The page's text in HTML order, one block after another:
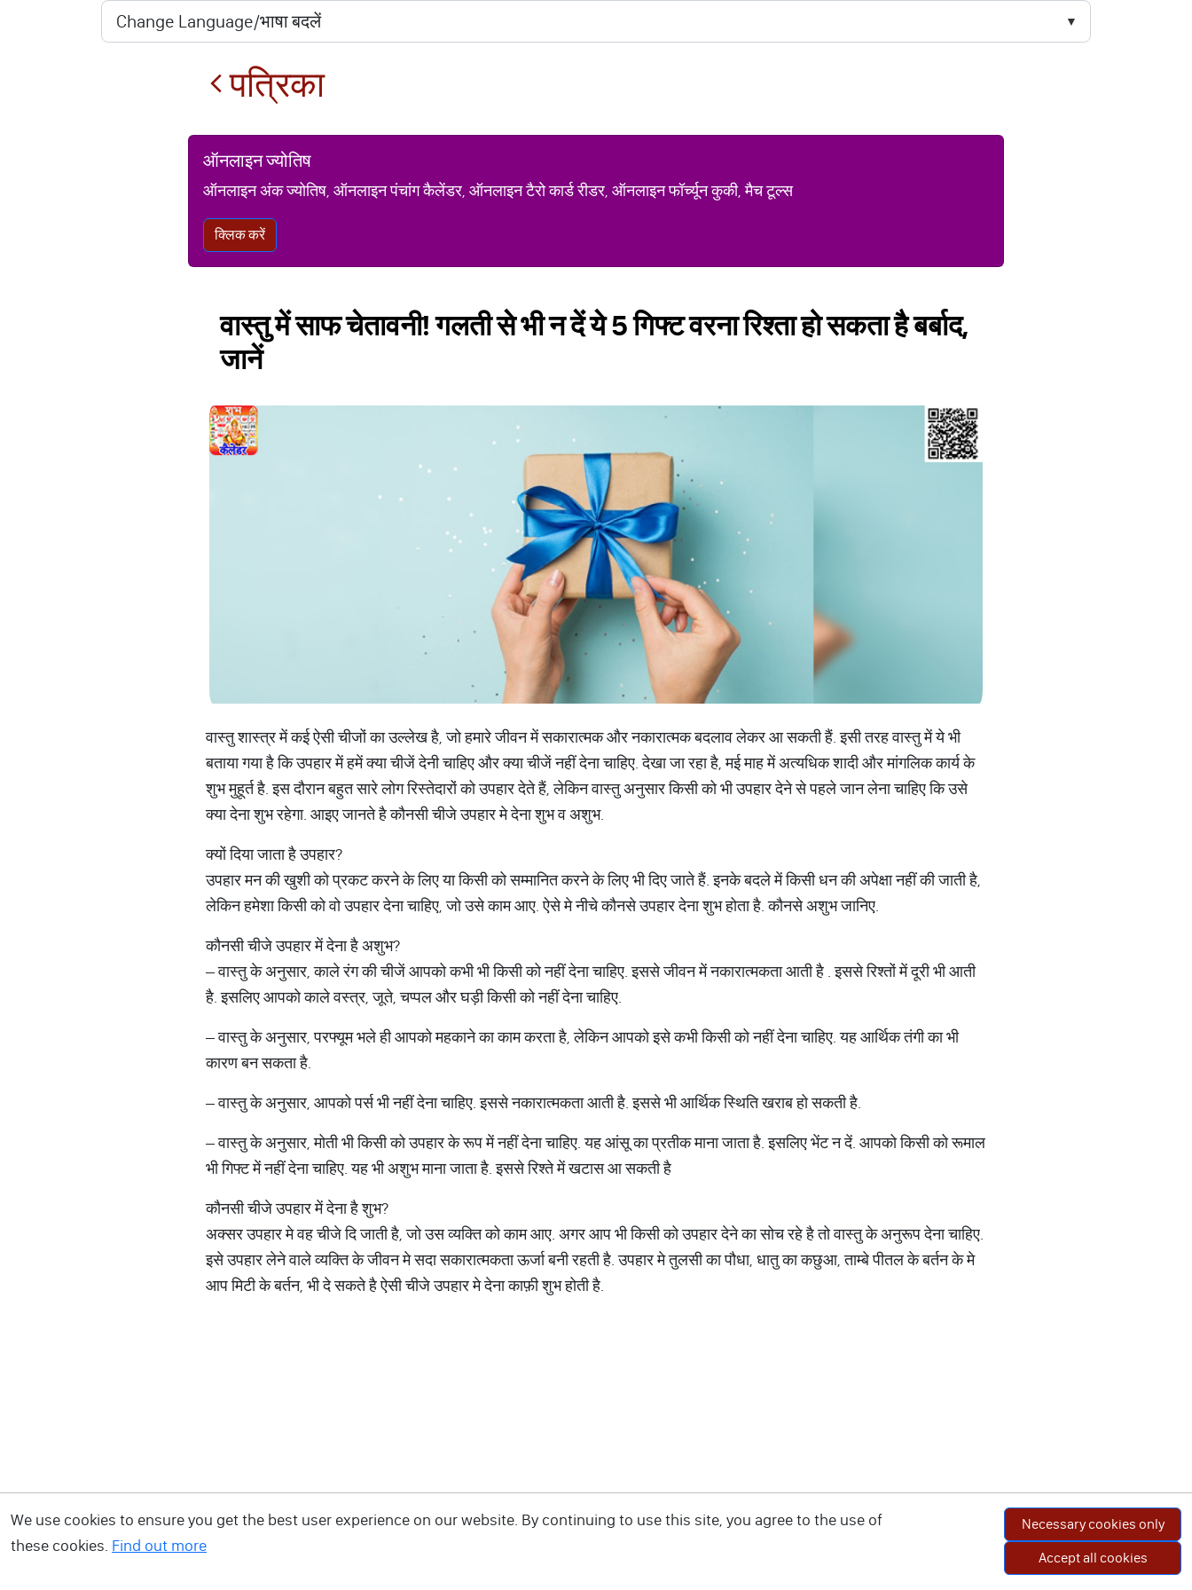
पत्रिका
ऑनलाइन ज्योतिष
ऑनलाइन अंक ज्योतिष, ऑनलाइन पंचांग कैलेंडर, ऑनलाइन टैरो कार्ड रीडर, ऑनलाइन फॉर्च्यून कुकी, मैच टूल्स
क्लिक करें
वास्तु में साफ चेतावनी! गलती से भी न दें ये 5 गिफ्ट वरना रिश्ता हो सकता है बर्बाद,
जानें
वास्तु शास्त्र में कई ऐसी चीजों का उल्लेख है, जो हमारे जीवन में सकारात्मक और नकारात्मक बदलाव लेकर आ सकती हैं. इसी तरह वास्तु में ये भी
बताया गया है कि उपहार में हमें क्या चीजें देनी चाहिए और क्या चीजें नहीं देना चाहिए. देखा जा रहा है, मई माह में अत्यधिक शादी और मांगलिक कार्य के
शुभ मुहूर्त है. इस दौरान बहुत सारे लोग रिस्तेदारों को उपहार देते हैं, लेकिन वास्तु अनुसार किसी को भी उपहार देने से पहले जान लेना चाहिए कि उसे
क्या देना शुभ रहेगा. आइए जानते है कौनसी चीजे उपहार मे देना शुभ व अशुभ.
क्यों दिया जाता है उपहार?
उपहार मन की खुशी को प्रकट करने के लिए या किसी को सम्मानित करने के लिए भी दिए जाते हैं. इनके बदले में किसी धन की अपेक्षा नहीं की जाती है,
लेकिन हमेशा किसी को वो उपहार देना चाहिए, जो उसे काम आए. ऐसे मे नीचे कौनसे उपहार देना शुभ होता है. कौनसे अशुभ जानिए.
कौनसी चीजे उपहार में देना है अशुभ?
– वास्तु के अनुसार, काले रंग की चीजें आपको कभी भी किसी को नहीं देना चाहिए. इससे जीवन में नकारात्मकता आती है . इससे रिश्तों में दूरी भी आती
है. इसलिए आपको काले वस्त्र, जूते, चप्पल और घड़ी किसी को नहीं देना चाहिए.
– वास्तु के अनुसार, परफ्यूम भले ही आपको महकाने का काम करता है, लेकिन आपको इसे कभी किसी को नहीं देना चाहिए. यह आर्थिक तंगी का भी
कारण बन सकता है.
– वास्तु के अनुसार, आपको पर्स भी नहीं देना चाहिए. इससे नकारात्मकता आती है. इससे भी आर्थिक स्थिति खराब हो सकती है.
– वास्तु के अनुसार, मोती भी किसी को उपहार के रूप में नहीं देना चाहिए. यह आंसू का प्रतीक माना जाता है. इसलिए भेंट न दें. आपको किसी को रूमाल
भी गिफ्ट में नहीं देना चाहिए. यह भी अशुभ माना जाता है. इससे रिश्ते में खटास आ सकती है
कौनसी चीजे उपहार में देना है शुभ?
अक्सर उपहार मे वह चीजे दि जाती है, जो उस व्यक्ति को काम आए. अगर आप भी किसी को उपहार देने का सोच रहे है तो वास्तु के अनुरूप देना चाहिए.
इसे उपहार लेने वाले व्यक्ति के जीवन मे सदा सकारात्मकता ऊर्जा बनी रहती है. उपहार मे तुलसी का पौधा, धातु का कछुआ, ताम्बे पीतल के बर्तन के मे
आप मिटी के बर्तन, भी दे सकते है ऐसी चीजे उपहार मे देना काफ़ी शुभ होती है.
We use cookies to ensure you get the best user experience on our website. By continuing to use this site, you agree to the use of
these cookies. Find out more
Necessary cookies only
Accept all cookies